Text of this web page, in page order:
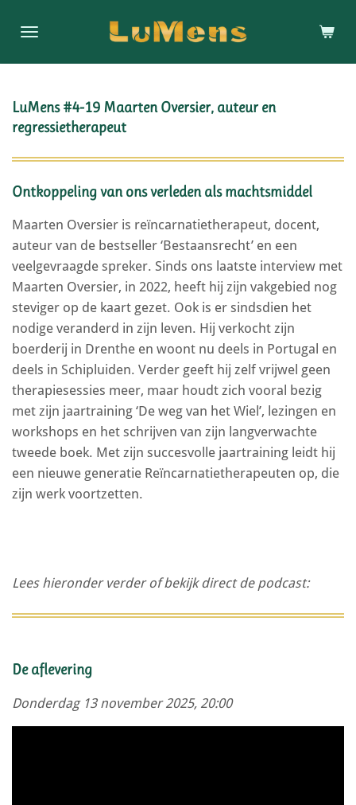
direct
hoofdinhoud
LuMens #4-19 Maarten Oversier, auteur en
regressietherapeut
Ontkoppeling van ons verleden als machtsmiddel
Maarten Oversier is reïncarnatietherapeut, docent,
auteur van de bestseller ‘Bestaansrecht’ en een
veelgevraagde spreker. Sinds ons laatste interview met
Maarten Oversier, in 2022, heeft hij zijn vakgebied nog
steviger op de kaart gezet. Ook is er sindsdien het
nodige veranderd in zijn leven. Hij verkocht zijn
boerderij in Drenthe en woont nu deels in Portugal en
deels in Schipluiden. Verder geeft hij zelf vrijwel geen
therapiesessies meer, maar houdt zich vooral bezig
met zijn jaartraining ‘De weg van het Wiel’, lezingen en
workshops en het schrijven van zijn langverwachte
tweede boek. Met zijn succesvolle jaartraining leidt hij
een nieuwe generatie Reïncarnatietherapeuten op, die
zijn werk voortzetten.
Lees hieronder verderof bekijk direct de podcast:
De aflevering
Donderdag 13 november 2025, 20:00